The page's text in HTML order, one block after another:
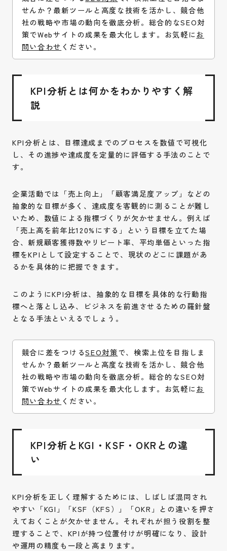
せんか？最新ツールと高度な技術を活かし、競合他
社の戦略や市場の動向を徹底分析。総合的なSEO対
策でWebサイトの成果を最大化します。お気軽にお
問い合わせ ください。
KPI分析とは何かをわかりやすく解
説
KPI分析とは、目標達成までのプロセスを数値で可視化
し、その進捗や達成度を定量的に評価する手法のことで
す。
企業活動では「売上向上」「顧客満足度アップ」などの
抽象的な目標が多く、達成度を客観的に測ることが難し
いため、数値による指標づくりが欠かせません。例えば
「売上高を前年比120%にする」という目標を立てた場
合、新規顧客獲得数やリピート率、平均単価といった指
標をKPIとして設定することで、現状のどこに課題があ
るかを具体的に把握できます。
このようにKPI分析は、抽象的な目標を具体的な行動指
標へと落とし込み、ビジネスを前進させるための羅針盤
となる手法といえるでしょう。
競合に差をつけるSEO対策で、検索上位を目指しま
せんか？最新ツールと高度な技術を活かし、競合他
社の戦略や市場の動向を徹底分析。総合的なSEO対
策でWebサイトの成果を最大化します。お気軽にお
問い合わせ ください。
KPI分析とKGI・KSF・OKRとの違
い
KPI分析を正しく理解するためには、しばしば混同され
やすい「KGI」「KSF（KFS）」「OKR」との違いを押さ
えておくことが欠かせません。それぞれが担う役割を整
理することで、KPIが持つ位置付けが明確になり、設計
や運用の精度も一段と高まります。